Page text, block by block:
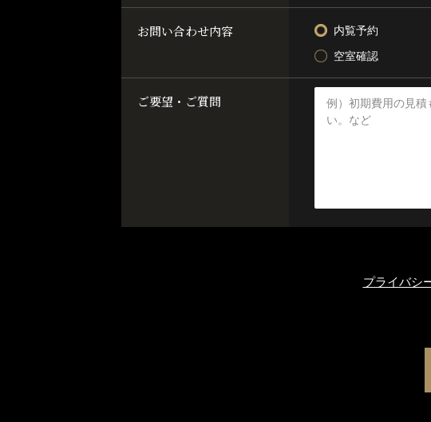
お問い合わせ内容 内覧予約
空室確認
ご要望・ご質問
プライバシ